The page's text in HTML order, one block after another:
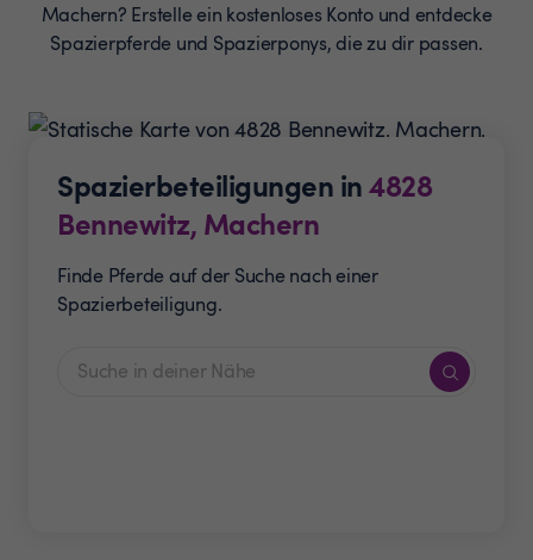
Machern? Erstelle ein kostenloses Konto und entdecke
Spazierpferde und Spazierponys, die zu dir passen.
Spazierbeteiligungen in4828
Bennewitz, Machern
Finde Pferde auf der Suche nach einer
Spazierbeteiligung.